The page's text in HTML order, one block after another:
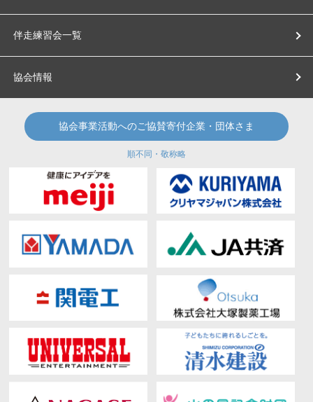
伴走練習会一覧
協会情報
協会事業活動へのご協賛寄付企業・団体さま
順不同・敬称略